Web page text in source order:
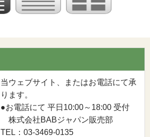
当ウェブサイト、またはお電話にて承
ります。
●お電話にて 平日10:00～18:00 受付
株式会社BABジャパン販売部
TEL：03-3469-0135